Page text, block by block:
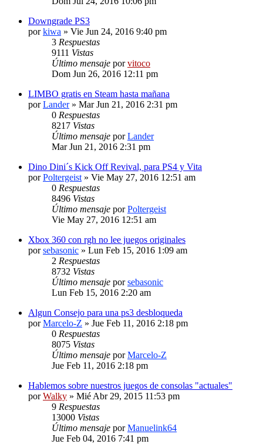
Downgrade PS3
porkiwa » Vie Jun 24, 2016 9:40 pm
3 Respuestas
9111 Vistas
Último mensaje porvitoco
Dom Jun 26, 2016 12:11 pm
LIMBO gratis en Steam hasta mañana
porLander» Mar Jun 21, 2016 2:31 pm
0 Respuestas
8217 Vistas
Último mensaje porLander
Mar Jun 21, 2016 2:31 pm
Dino Dini´s Kick Off Revival, para PS4 y Vita
porPoltergeist » Vie May 27, 2016 12:51 am
0 Respuestas
8496 Vistas
Último mensaje porPoltergeist
Vie May 27, 2016 12:51 am
Xbox 360 con rgh no lee juegos originales
porsebasonic » Lun Feb 15, 2016 1:09 am
2 Respuestas
8732 Vistas
Último mensaje porsebasonic
Lun Feb 15, 2016 2:20 am
Algun Consejo para una ps3 desbloqueda
porMarcelo-Z » Jue Feb 11, 2016 2:18 pm
0 Respuestas
8075 Vistas
Último mensaje porMarcelo-Z
Jue Feb 11, 2016 2:18 pm
Hablemos sobre nuestros juegos de consolas "actuales"
porWalky » Mié Abr 29, 2015 11:53 pm
9 Respuestas
13000 Vistas
Último mensaje porManuelink64
Jue Feb 04, 2016 7:41 pm